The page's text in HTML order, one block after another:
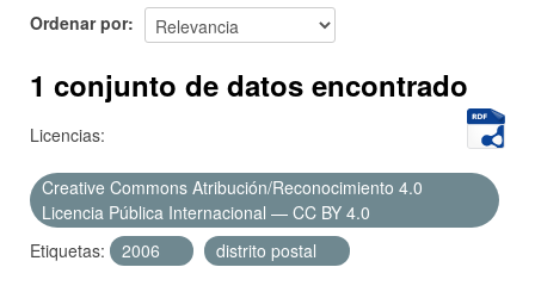
Acerca de
Ordenar por
1 conjunto de datos encontrado
Licencias:
Creative Commons Atribución/Reconocimiento 4.0
Licencia Pública Internacional — CC BY 4.0
Etiquetas:
2006 distrito postal